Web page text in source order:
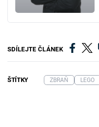
SDÍLEJTE ČLÁNEK
ŠTÍTKY ZBRAŇ LEGO